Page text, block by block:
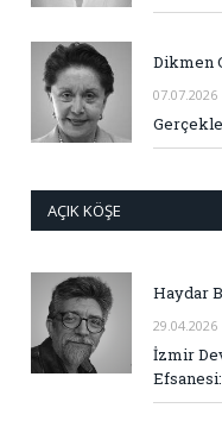
Dikmen
07.07.2026
AÇIK KÖŞE
Haydar
29.04.2026
İzmir